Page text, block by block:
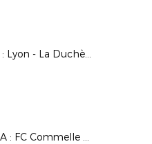
7e tour CDF : Lyon - La Duchère / SC Bastia
6e tour CGCA : FC Commelle Vernay / EF Chataigneraie Veinazès